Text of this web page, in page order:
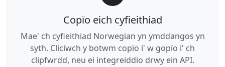
Copïo eich cyfieithiad
Mae' ch cyfieithiad Norwegian yn ymddangos yn
syth. Cliciwch y botwm copïo i' w gopïo i' ch
clipfwrdd, neu ei integreiddio drwy ein API.